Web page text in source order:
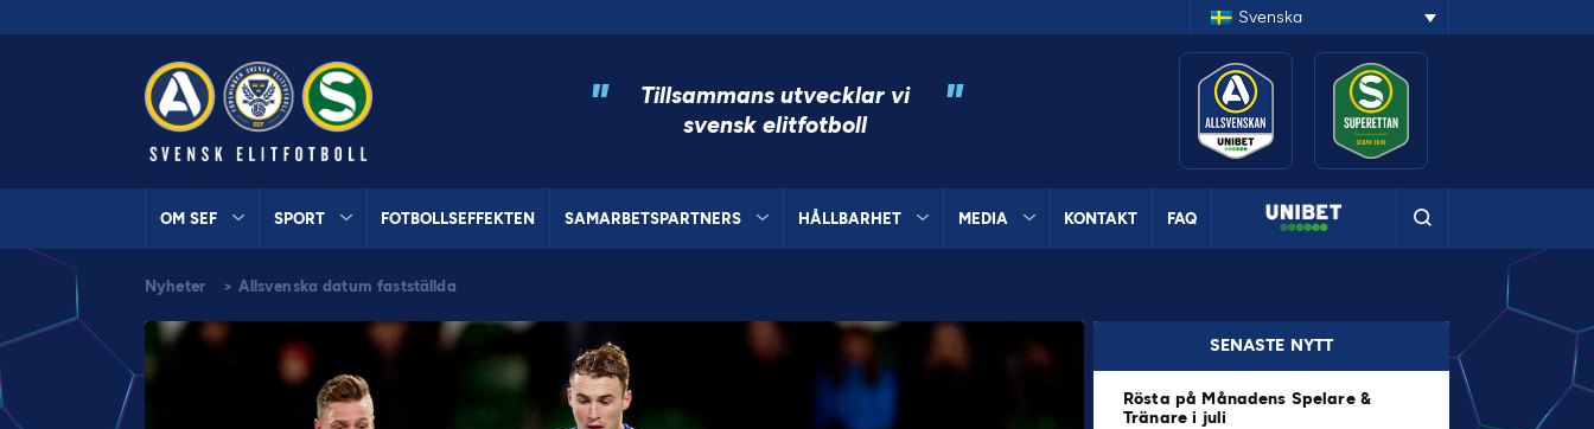
Svenska
"
Tillsammans utvecklar vi
svensk elitfotboll
"
OM SEF SPORT FOTBOLLSEFFEKTEN SAMARBETSPARTNERS HÅLLBARHET MEDIA KONTAKT FAQ
Nyheter > Allsvenska datum fastställda
SENASTE NYTT
Rösta på Månadens Spelare &
Tränare i juli